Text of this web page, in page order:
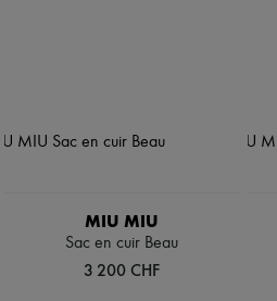
MIU MIU
Sac en cuir Beau
3 200 CHF